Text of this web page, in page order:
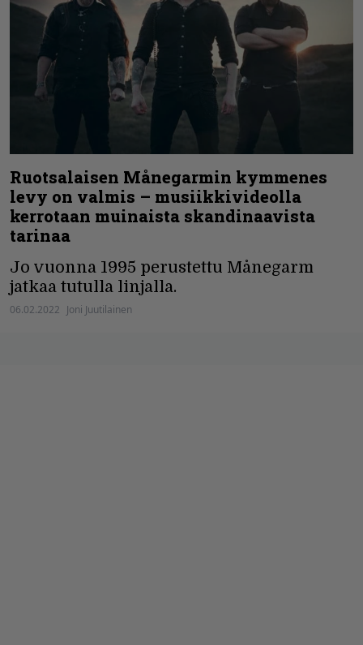
Ruotsalaisen Månegarmin kymmenes
levy on valmis – musiikkivideolla
kerrotaan muinaista skandinaavista
tarinaa
Jo vuonna 1995 perustettu Månegarm
jatkaa tutulla linjalla.
06.02.2022 Joni Juutilainen